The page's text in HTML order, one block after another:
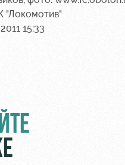
"Локомотив"
15:33